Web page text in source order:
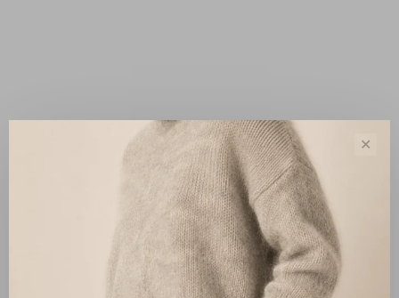
Toon 1 - 0 van 0
✕